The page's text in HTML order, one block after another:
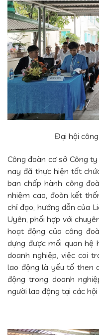
Đại hội
Công đoàn cơ sở Công
nay đã thực hiện tốt
ban chấp hành công
nhiệm cao, đoàn kết
chỉ đạo, hướng dẫn của
Uyên, phối hợp với
hoạt động của công
dựng được mối quan hệ
doanh nghiệp, việc coi
lao động là yếu tố then
động trong doanh
người lao động tại các